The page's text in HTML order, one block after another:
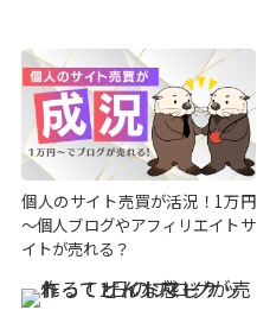
個人のサイト売買が活況！1万円
～個人ブログやアフィリエイトサ
イトが売れる？